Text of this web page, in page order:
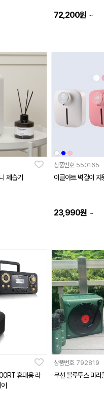
72,200원 ~
제습기
상품번호 550165
이클아트 벽걸이 자
23,990원 ~
휴대용 라
상품번호 792819
무선 블루투스 미라